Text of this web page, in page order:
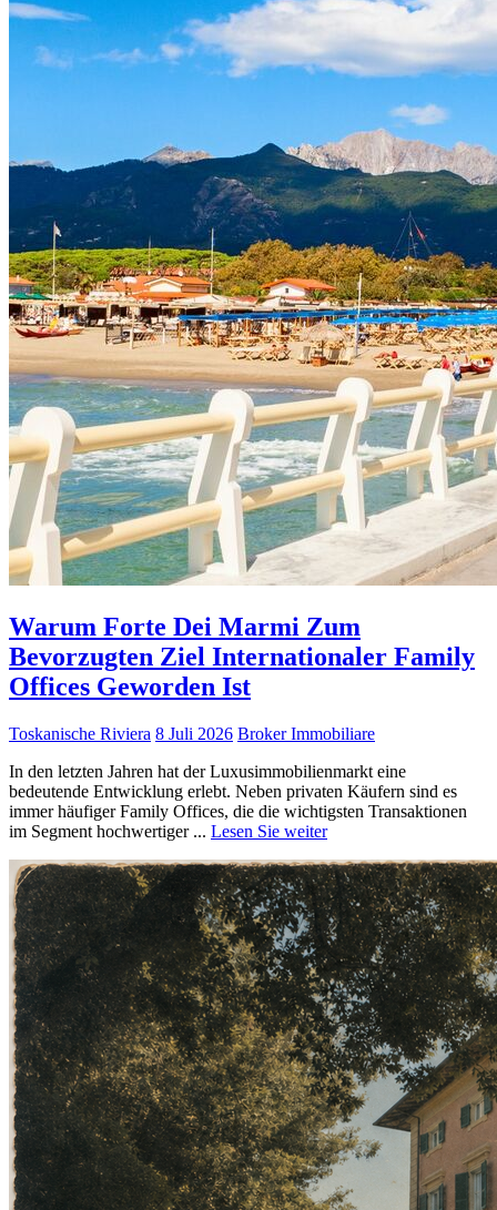
Warum Forte Dei Marmi Zum
Bevorzugten Ziel Internationaler Family
Offices Geworden Ist
Toskanische Riviera 8 Juli 2026 Broker Immobiliare
In den letzten Jahren hat der Luxusimmobilienmarkt eine
bedeutende Entwicklung erlebt. Neben privaten Käufern sind es
immer häufiger Family Offices, die die wichtigsten Transaktionen
im Segment hochwertiger ... Lesen Sie weiter